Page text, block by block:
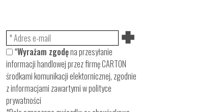
*Wyrażam zgodęna przesyłanie
informacji handlowej przez firmę CARTON
środkami komunikacji elektornicznej, zgodnie
z informacjami zawartymi wpolityce
prywatności